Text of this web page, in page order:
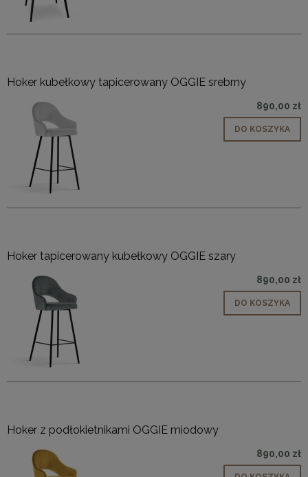
Hoker kubełkowy tapicerowany OGGIE srebrny
890,00 zł
DO KOSZYKA
Hoker tapicerowany kubełkowy OGGIE szary
890,00 zł
DO KOSZYKA
Hoker z podłokietnikami OGGIE miodowy
890,00 zł